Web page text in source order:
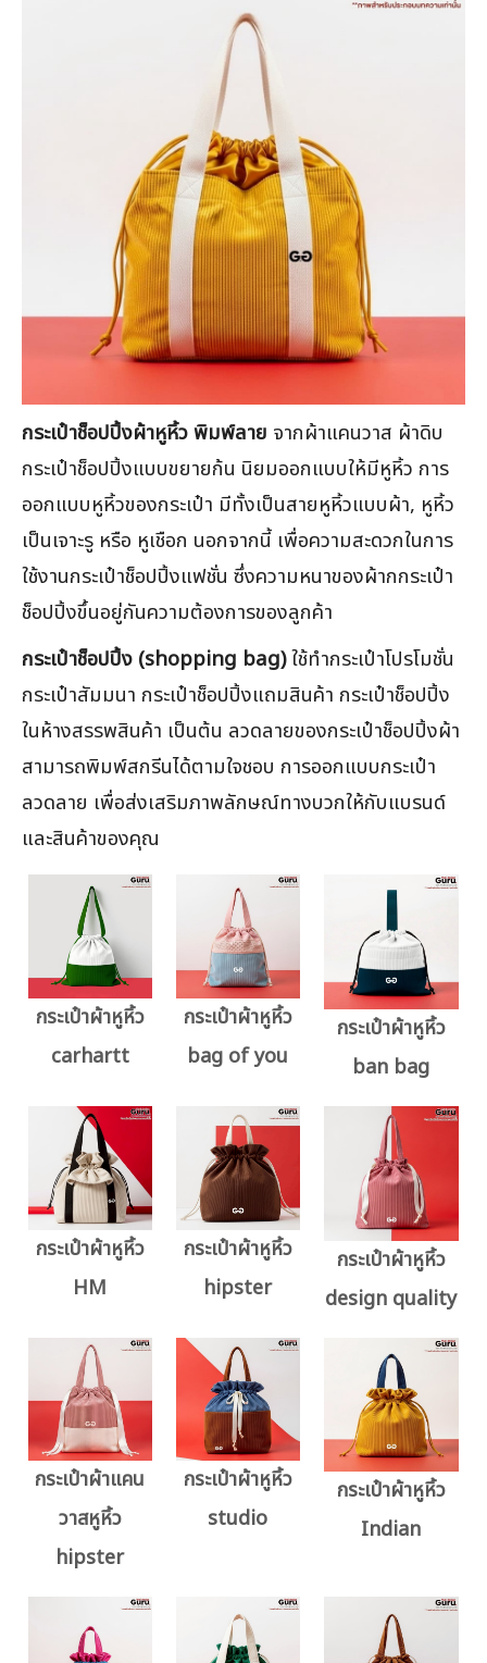
กระเป๋าช็อปปิ้งผ้าหูหิ้ว พิมพ์ลาย จากผ้าแคนวาส ผ้าดิบ
กระเป๋าช็อปปิ้งแบบขยายก้น นิยมออกแบบให้มีหูหิ้ว การ
ออกแบบหูหิ้วของกระเป๋า มีทั้งเป็นสายหูหิ้วแบบผ้า, หูหิ้ว
เป็นเจาะรู หรือ หูเชือก นอกจากนี้ เพื่อความสะดวกในการ
ใช้งานกระเป๋าช็อปปิ้งแฟชั่น ซึ่งความหนาของผ้ากกระเป๋า
ช็อปปิ้งขึ้นอยู่กันความต้องการของลูกค้า
กระเป๋าช็อปปิ้ง (shopping bag)ใช้ทำกระเป๋าโปรโมชั่น
กระเป๋าสัมมนา กระเป๋าช็อปปิ้งแถมสินค้า กระเป๋าช็อปปิ้ง
ในห้างสรรพสินค้า เป็นต้น ลวดลายของกระเป๋าช็อปปิ้งผ้า
สามารถพิมพ์สกรีนได้ตามใจชอบ การออกแบบกระเป๋า
ลวดลาย เพื่อส่งเสริมภาพลักษณ์ทางบวกให้กับแบรนด์
และสินค้าของคุณ
กระเป๋าผ้าหูหิ้ว
carhartt
กระเป๋าผ้าหูหิ้ว
bag of you
กระเป๋าผ้าหูหิ้ว
ban bag
กระเป๋าผ้าหูหิ้ว
HM
กระเป๋าผ้าหูหิ้ว
hipster
กระเป๋าผ้าหูหิ้ว
design quality
กระเป๋าผ้าแคน
วาสหูหิ้ว
hipster
กระเป๋าผ้าหูหิ้ว
studio
กระเป๋าผ้าหูหิ้ว
Indian